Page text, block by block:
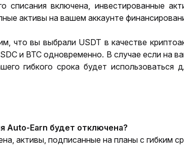
списания включена, инвестированные
активы на вашем аккаунте
что вы выбрали USDT в качестве
и BTC одновременно. В случае если на
гибкого срока будет
Auto-Earn будет отключена?
активы, подписанные на планы с гибким